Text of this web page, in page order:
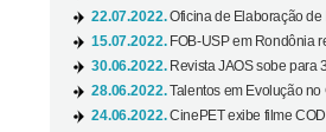
22.07.2022.Oficina de Elaboração de
15.07.2022. FOB-USP em Rondônia
30.06.2022. Revista JAOS sobe para
28.06.2022.Talentos em Evolução no
24.06.2022.CinePET exibe filme